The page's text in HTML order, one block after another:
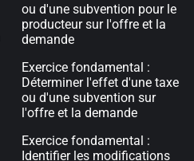
ou d'une subvention pour le
producteur sur l'offre et la
demande
Exercice fondamental :
Déterminer l'effet d'une taxe
ou d'une subvention sur
l'offre et la demande
Exercice fondamental :
Identifier les modifications